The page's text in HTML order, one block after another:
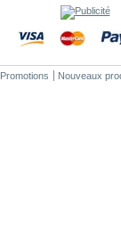
Promotions Nouveaux